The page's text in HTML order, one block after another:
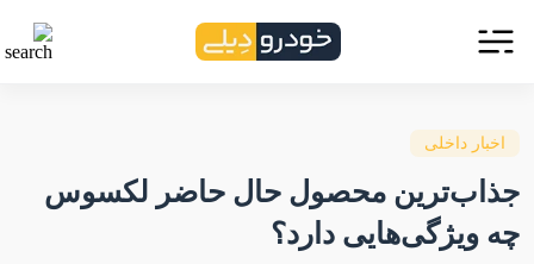
اخبار داخلی
جذاب‌ترین محصول حال حاضر لکسوس
چه ویژگی‌هایی دارد؟